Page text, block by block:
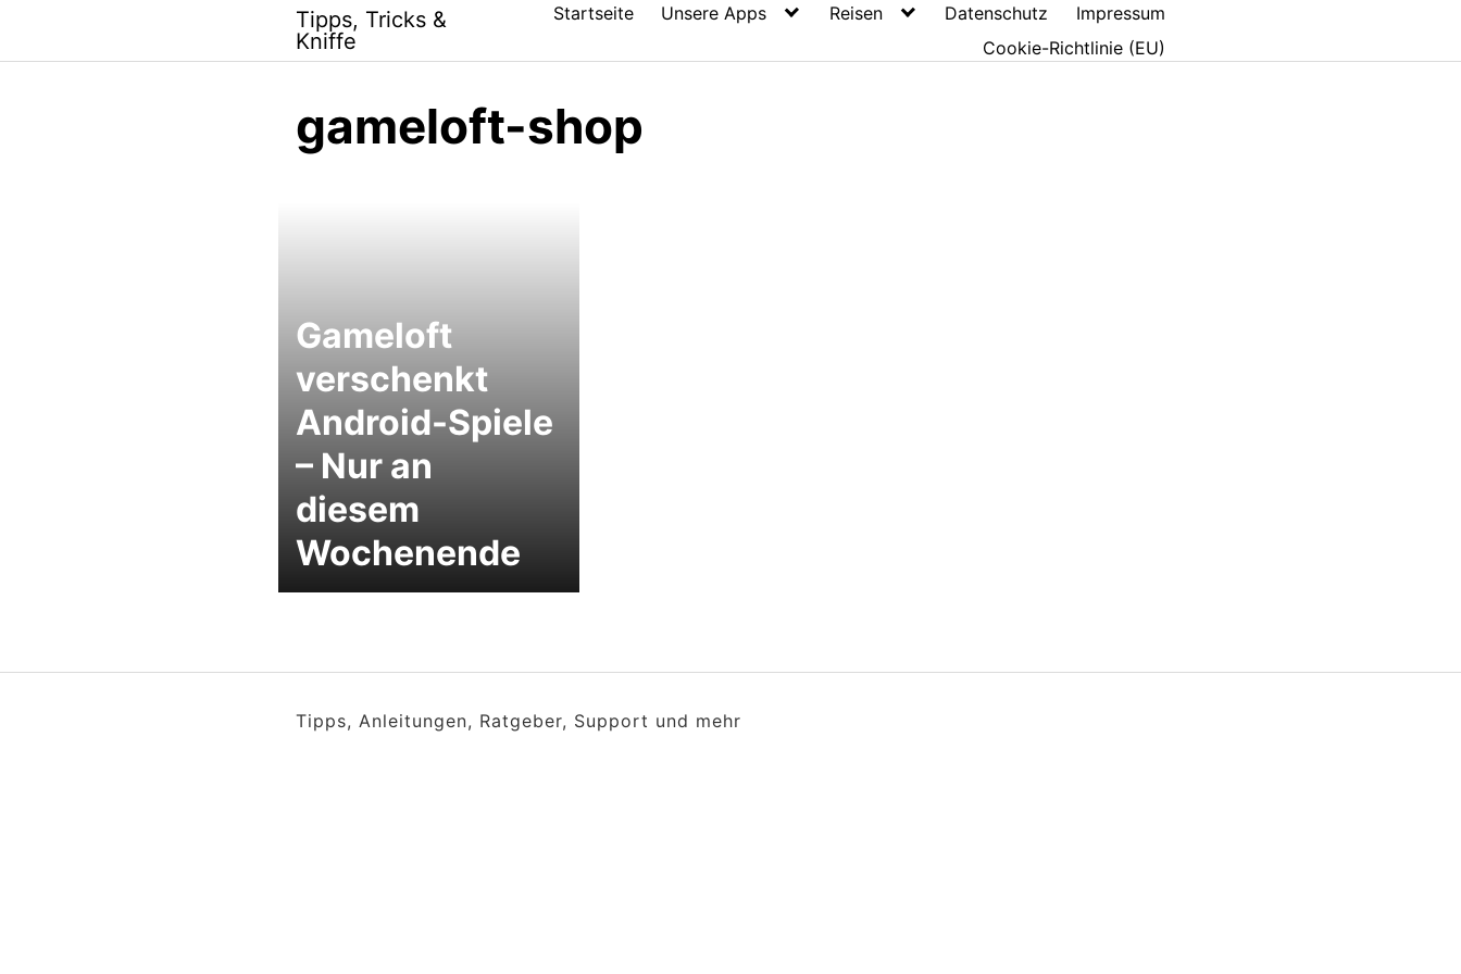
content
Tipps, Tricks &
Kniffe
Startseite Unsere Apps Reisen Datenschutz
Impressum
Cookie-Richtlinie (EU)
gameloft-shop
Gameloft
verschenkt
Android-Spiele
– Nur an
diesem
Wochenende
Tipps, Anleitungen, Ratgeber, Support und mehr